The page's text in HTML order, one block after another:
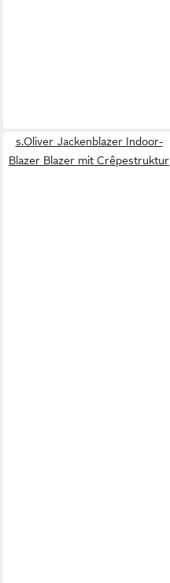
s.Oliver Jackenblazer Indoor-
Blazer Blazer mit Crêpestruktur